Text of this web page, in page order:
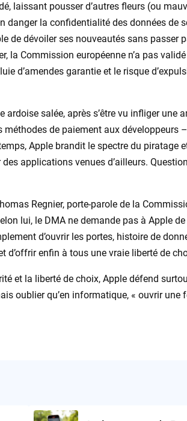
laissant pousser d’autres fleurs (ou
danger la confidentialité des données de
de dévoiler ses nouveautés sans passer
la Commission européenne n’a pas
d’amendes garantie et le risque
ardoise salée, après s’être vu infliger une
de paiement aux développeurs
Apple brandit le spectre du piratage
applications venues d’ailleurs.
Regnier, porte-parole de la
lui, le DMA ne demande pas à Apple
d’ouvrir les portes, histoire de
enfin à tous une vraie liberté de
et la liberté de choix, Apple défend
oublier qu’en informatique, « ouvrir une